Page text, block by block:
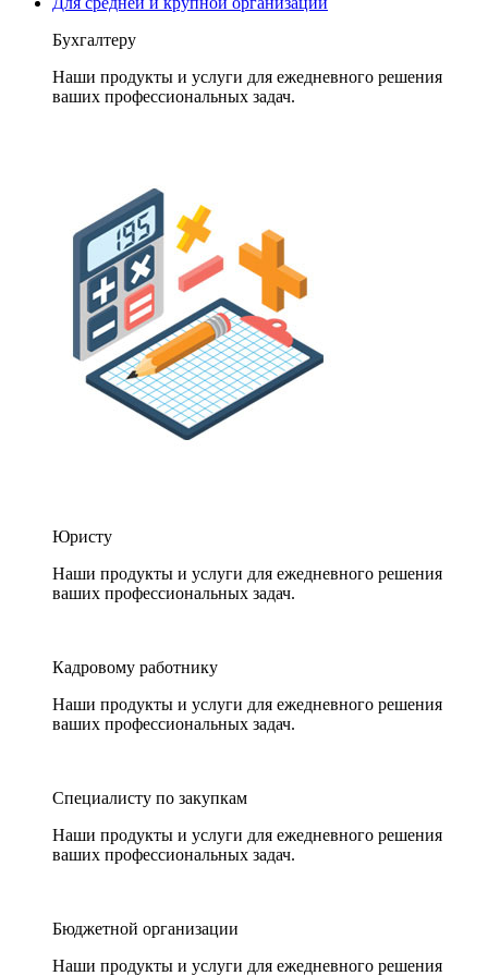
Бухгалтеру
Наши продукты и услуги для ежедневного решения
ваших профессиональных задач.
Юристу
Наши продукты и услуги для ежедневного решения
ваших профессиональных задач.
Кадровому работнику
Наши продукты и услуги для ежедневного решения
ваших профессиональных задач.
Специалисту по закупкам
Наши продукты и услуги для ежедневного решения
ваших профессиональных задач.
Бюджетной организации
Наши продукты и услуги для ежедневного решения